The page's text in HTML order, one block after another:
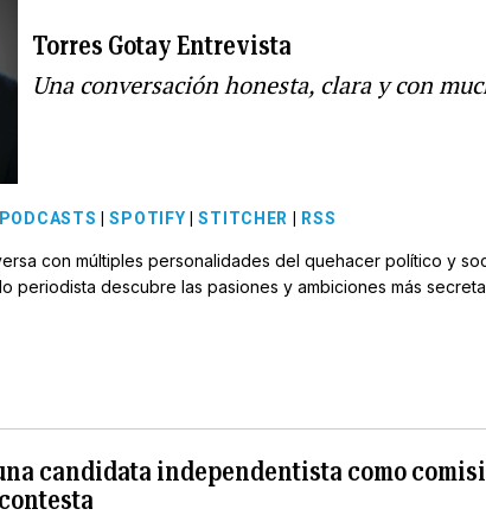
Torres Gotay Entrevista
Una conversación honesta, clara y con
|SPOTIFY |STITCHER RSS
con múltiples personalidades del quehacer político y
periodista descubre las pasiones y ambiciones más
candidata independentista como